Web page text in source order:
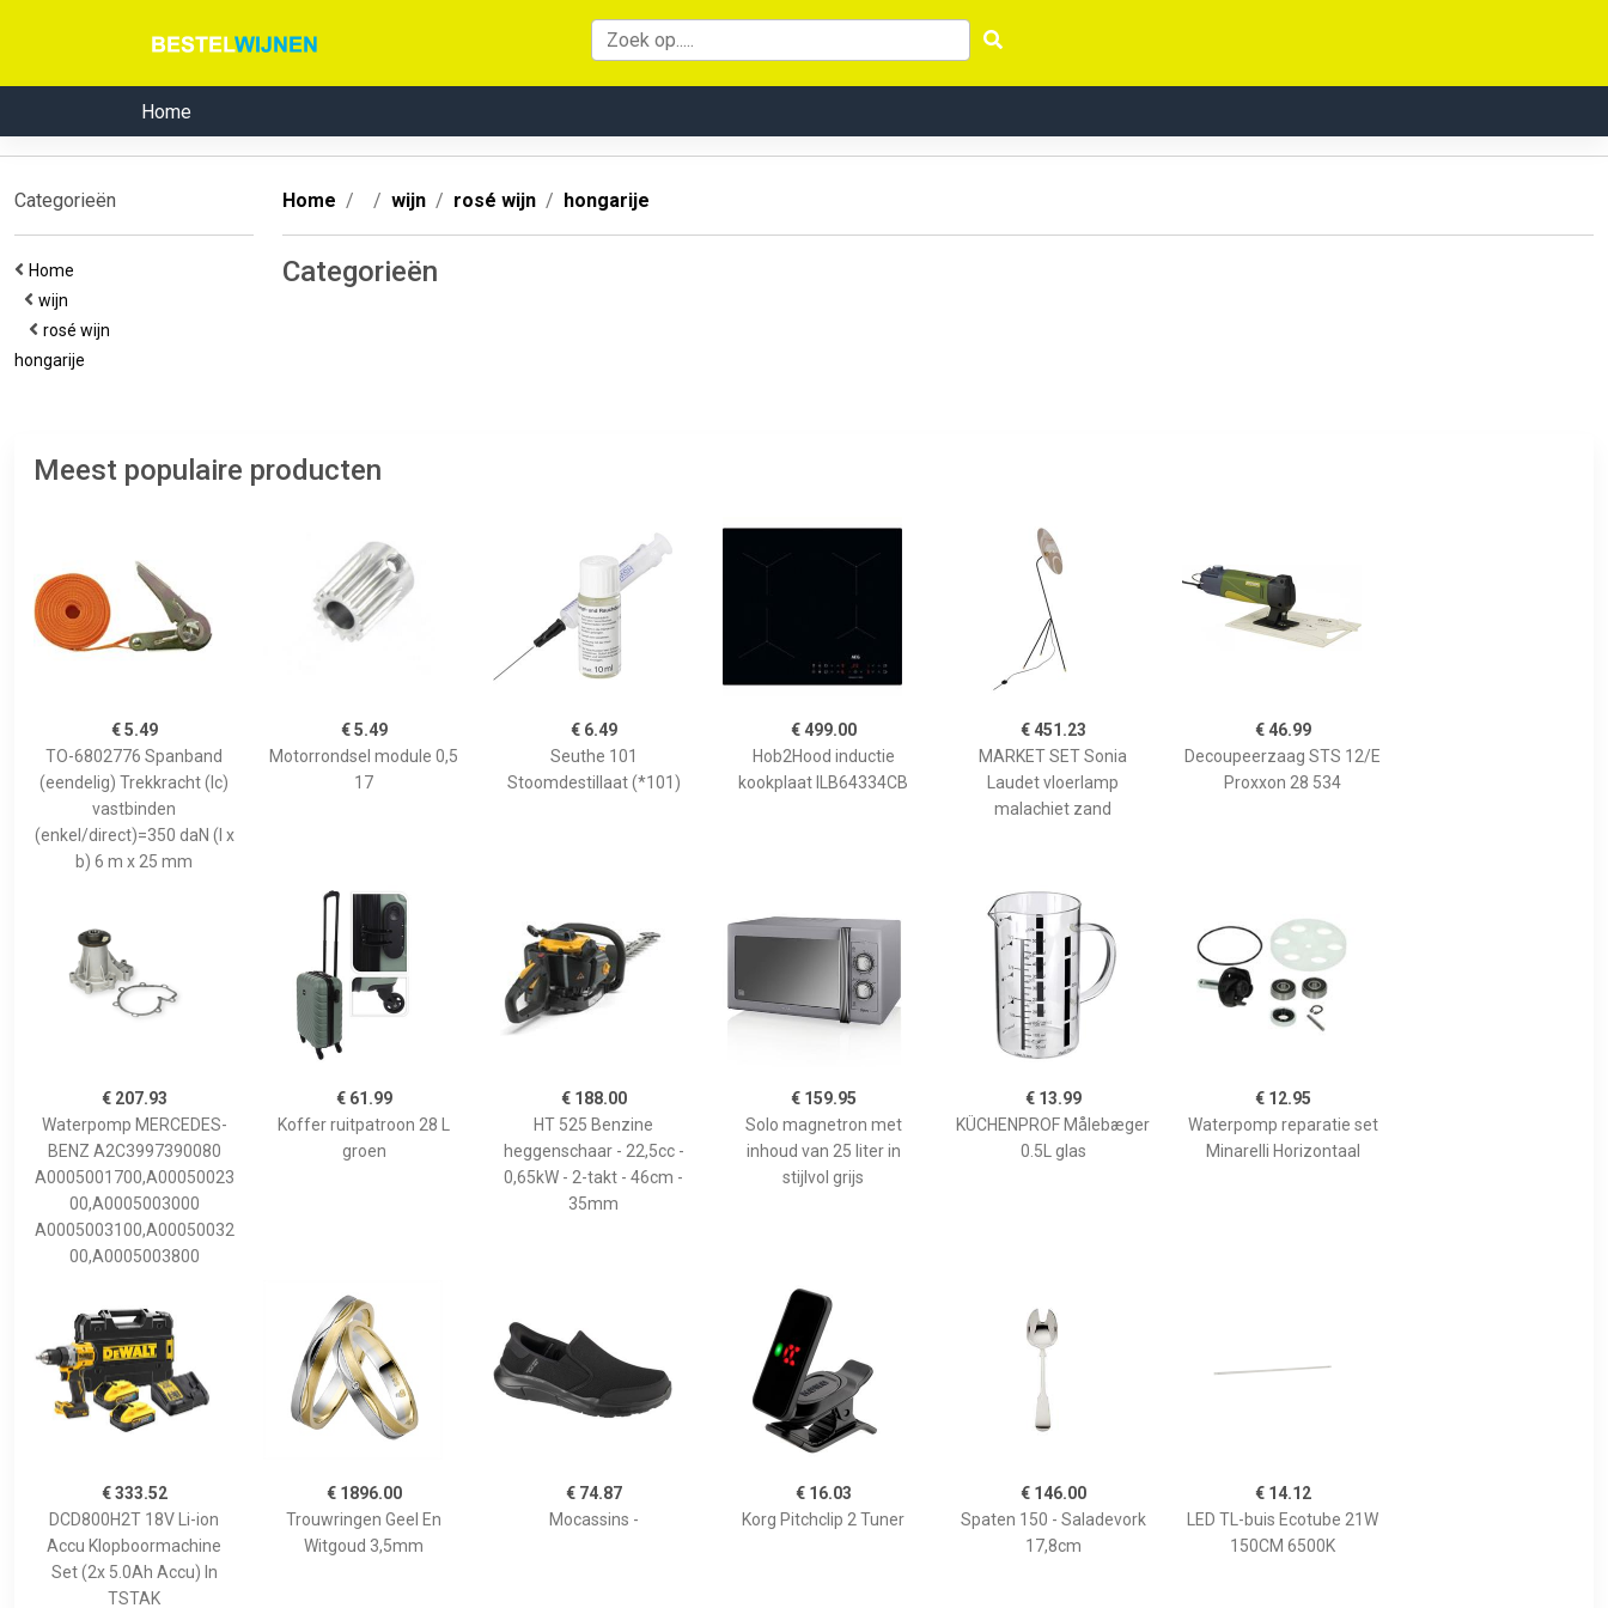
Home
Categorieën
Home
wijn
rosé wijn
hongarije
Home wijn rosé wijn hongarije
Categorieën
Meest populaire producten
€ 5.49
TO-6802776 Spanband
(eendelig) Trekkracht (lc)
vastbinden
(enkel/direct)=350 daN (l x
b) 6 m x 25 mm
€ 5.49
Motorrondsel module 0,5
17
€ 6.49
Seuthe 101
Stoomdestillaat (*101)
€ 499.00
Hob2Hood inductie
kookplaat ILB64334CB
€ 451.23
MARKET SET Sonia
Laudet vloerlamp
malachiet zand
€ 46.99
Decoupeerzaag STS 12/E
Proxxon 28 534
€ 207.93
Waterpomp MERCEDES-
BENZ A2C3997390080
A0005001700,A00050023
00,A0005003000
A0005003100,A00050032
00,A0005003800
€ 61.99
Koffer ruitpatroon 28 L
groen
€ 188.00
HT 525 Benzine
heggenschaar - 22,5cc -
0,65kW - 2-takt - 46cm -
35mm
€ 159.95
Solo magnetron met
inhoud van 25 liter in
stijlvol grijs
€ 13.99
KÜCHENPROF Målebæger
0.5L glas
€ 12.95
Waterpomp reparatie set
Minarelli Horizontaal
€ 333.52
DCD800H2T 18V Li-ion
Accu Klopboormachine
Set (2x 5.0Ah Accu) In
TSTAK
€ 1896.00
Trouwringen Geel En
Witgoud 3,5mm
€ 74.87
Mocassins -
€ 16.03
Korg Pitchclip 2 Tuner
€ 146.00
Spaten 150 - Saladevork
17,8cm
€ 14.12
LED TL-buis Ecotube 21W
150CM 6500K